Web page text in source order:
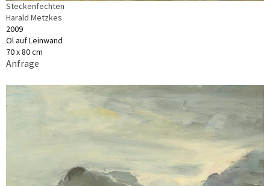
Steckenfechten
Harald Metzkes
2009
Öl auf Leinwand
70 x 80 cm
Anfrage